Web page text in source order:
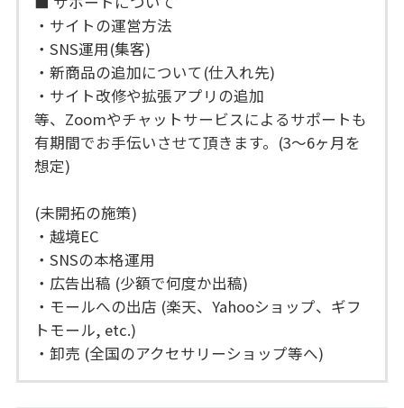
・サイトの運営方法
・SNS運用(集客)
・新商品の追加について(仕入れ先)
・サイト改修や拡張アプリの追加
等、Zoomやチャットサービスによるサポートも
有期間でお手伝いさせて頂きます。(3〜6ヶ月を
想定)
(未開拓の施策)
・越境EC
・SNSの本格運用
・広告出稿 (少額で何度か出稿)
・モールへの出店 (楽天、Yahooショップ、ギフ
トモール, etc.)
・卸売 (全国のアクセサリーショップ等へ)